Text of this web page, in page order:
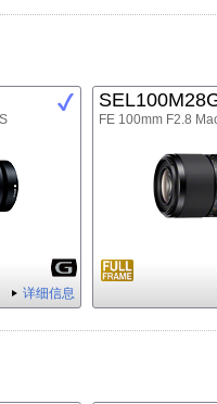
详细信息
FE 100mm F2.8